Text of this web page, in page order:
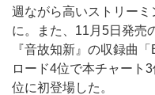
週ながら高いストリー
に。また、11月5日発売
『音故知新』の収録曲
ロード4位で本チャート
位に初登場した。